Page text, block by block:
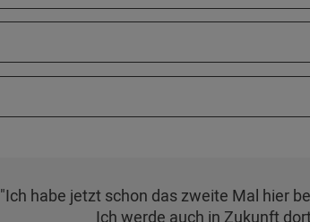
"Ich habe jetzt schon das zweite Mal hier
Ich werde auch in Zukunft